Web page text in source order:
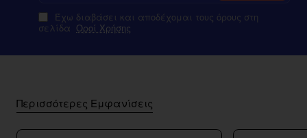
Έχω διαβάσει και αποδέχομαι τους όρους στη
σελίδα Οροί Χρήσης
Περισσότερες Εμφανίσεις